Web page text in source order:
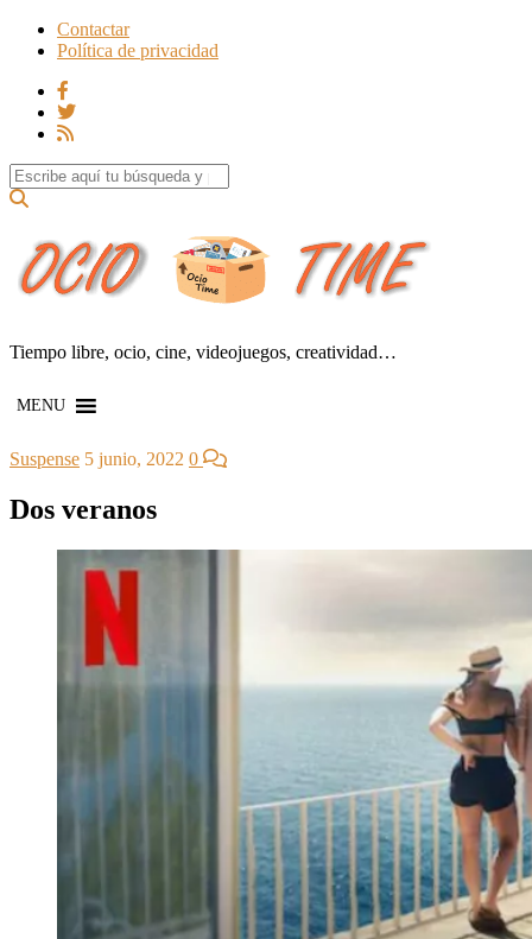
Contactar
Política de privacidad
Search for:
Tiempo libre, ocio, cine, videojuegos, creatividad…
MENU
Suspense 5 junio, 2022 0
Dos veranos